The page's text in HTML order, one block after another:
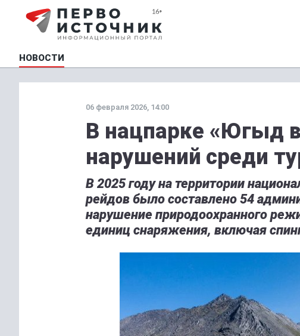
НОВОСТИ
06 февраля 2026, 14:00
В нацпарке «Югыд
нарушений среди
В 2025 году на территории
рейдов было составлено 54
нарушение природоохранного
единиц снаряжения, включая